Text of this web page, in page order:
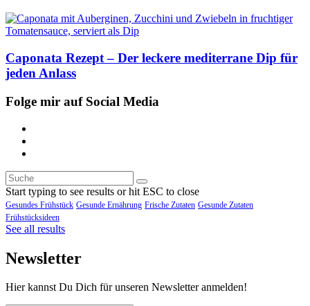
Caponata Rezept – Der leckere mediterrane Dip für
jeden Anlass
Folge mir auf Social Media
Start typing to see results or hit ESC to close
Gesundes Frühstück Gesunde Ernährung Frische Zutaten Gesunde Zutaten
Frühstücksideen
See all results
Newsletter
Hier kannst Du Dich für unseren Newsletter anmelden!